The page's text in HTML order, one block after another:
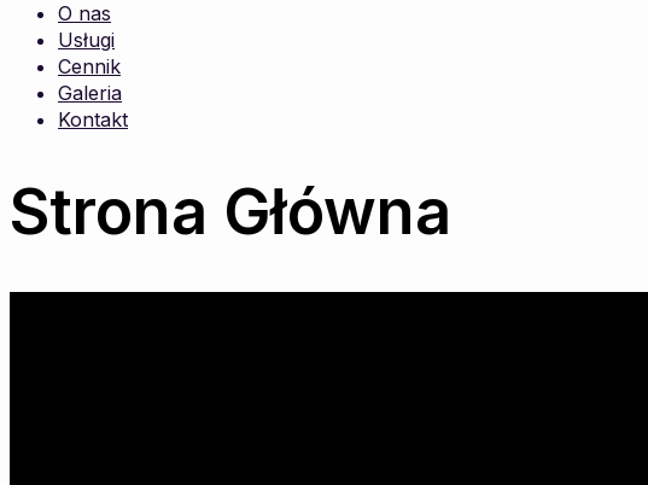
O nas
Usługi
Cennik
Galeria
Kontakt
Strona Główna